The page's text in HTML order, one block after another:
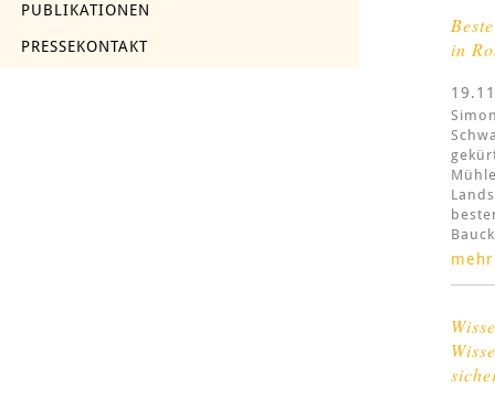
PUBLIKATIONEN
PRESSEKONTAKT
in
mehr